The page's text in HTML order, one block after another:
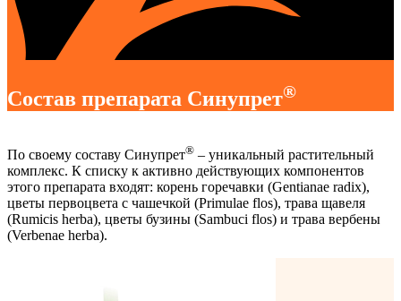
Состав препарата Синупрет®
По своему составу Синупрет® – уникальный растительный
комплекс. К списку к активно действующих компонентов
этого препарата входят: корень горечавки (Gentianae radix),
цветы первоцвета с чашечкой (Primulae flos), трава щавеля
(Rumicis herba), цветы бузины (Sambuci flos) и трава вербены
(Verbenae herba).